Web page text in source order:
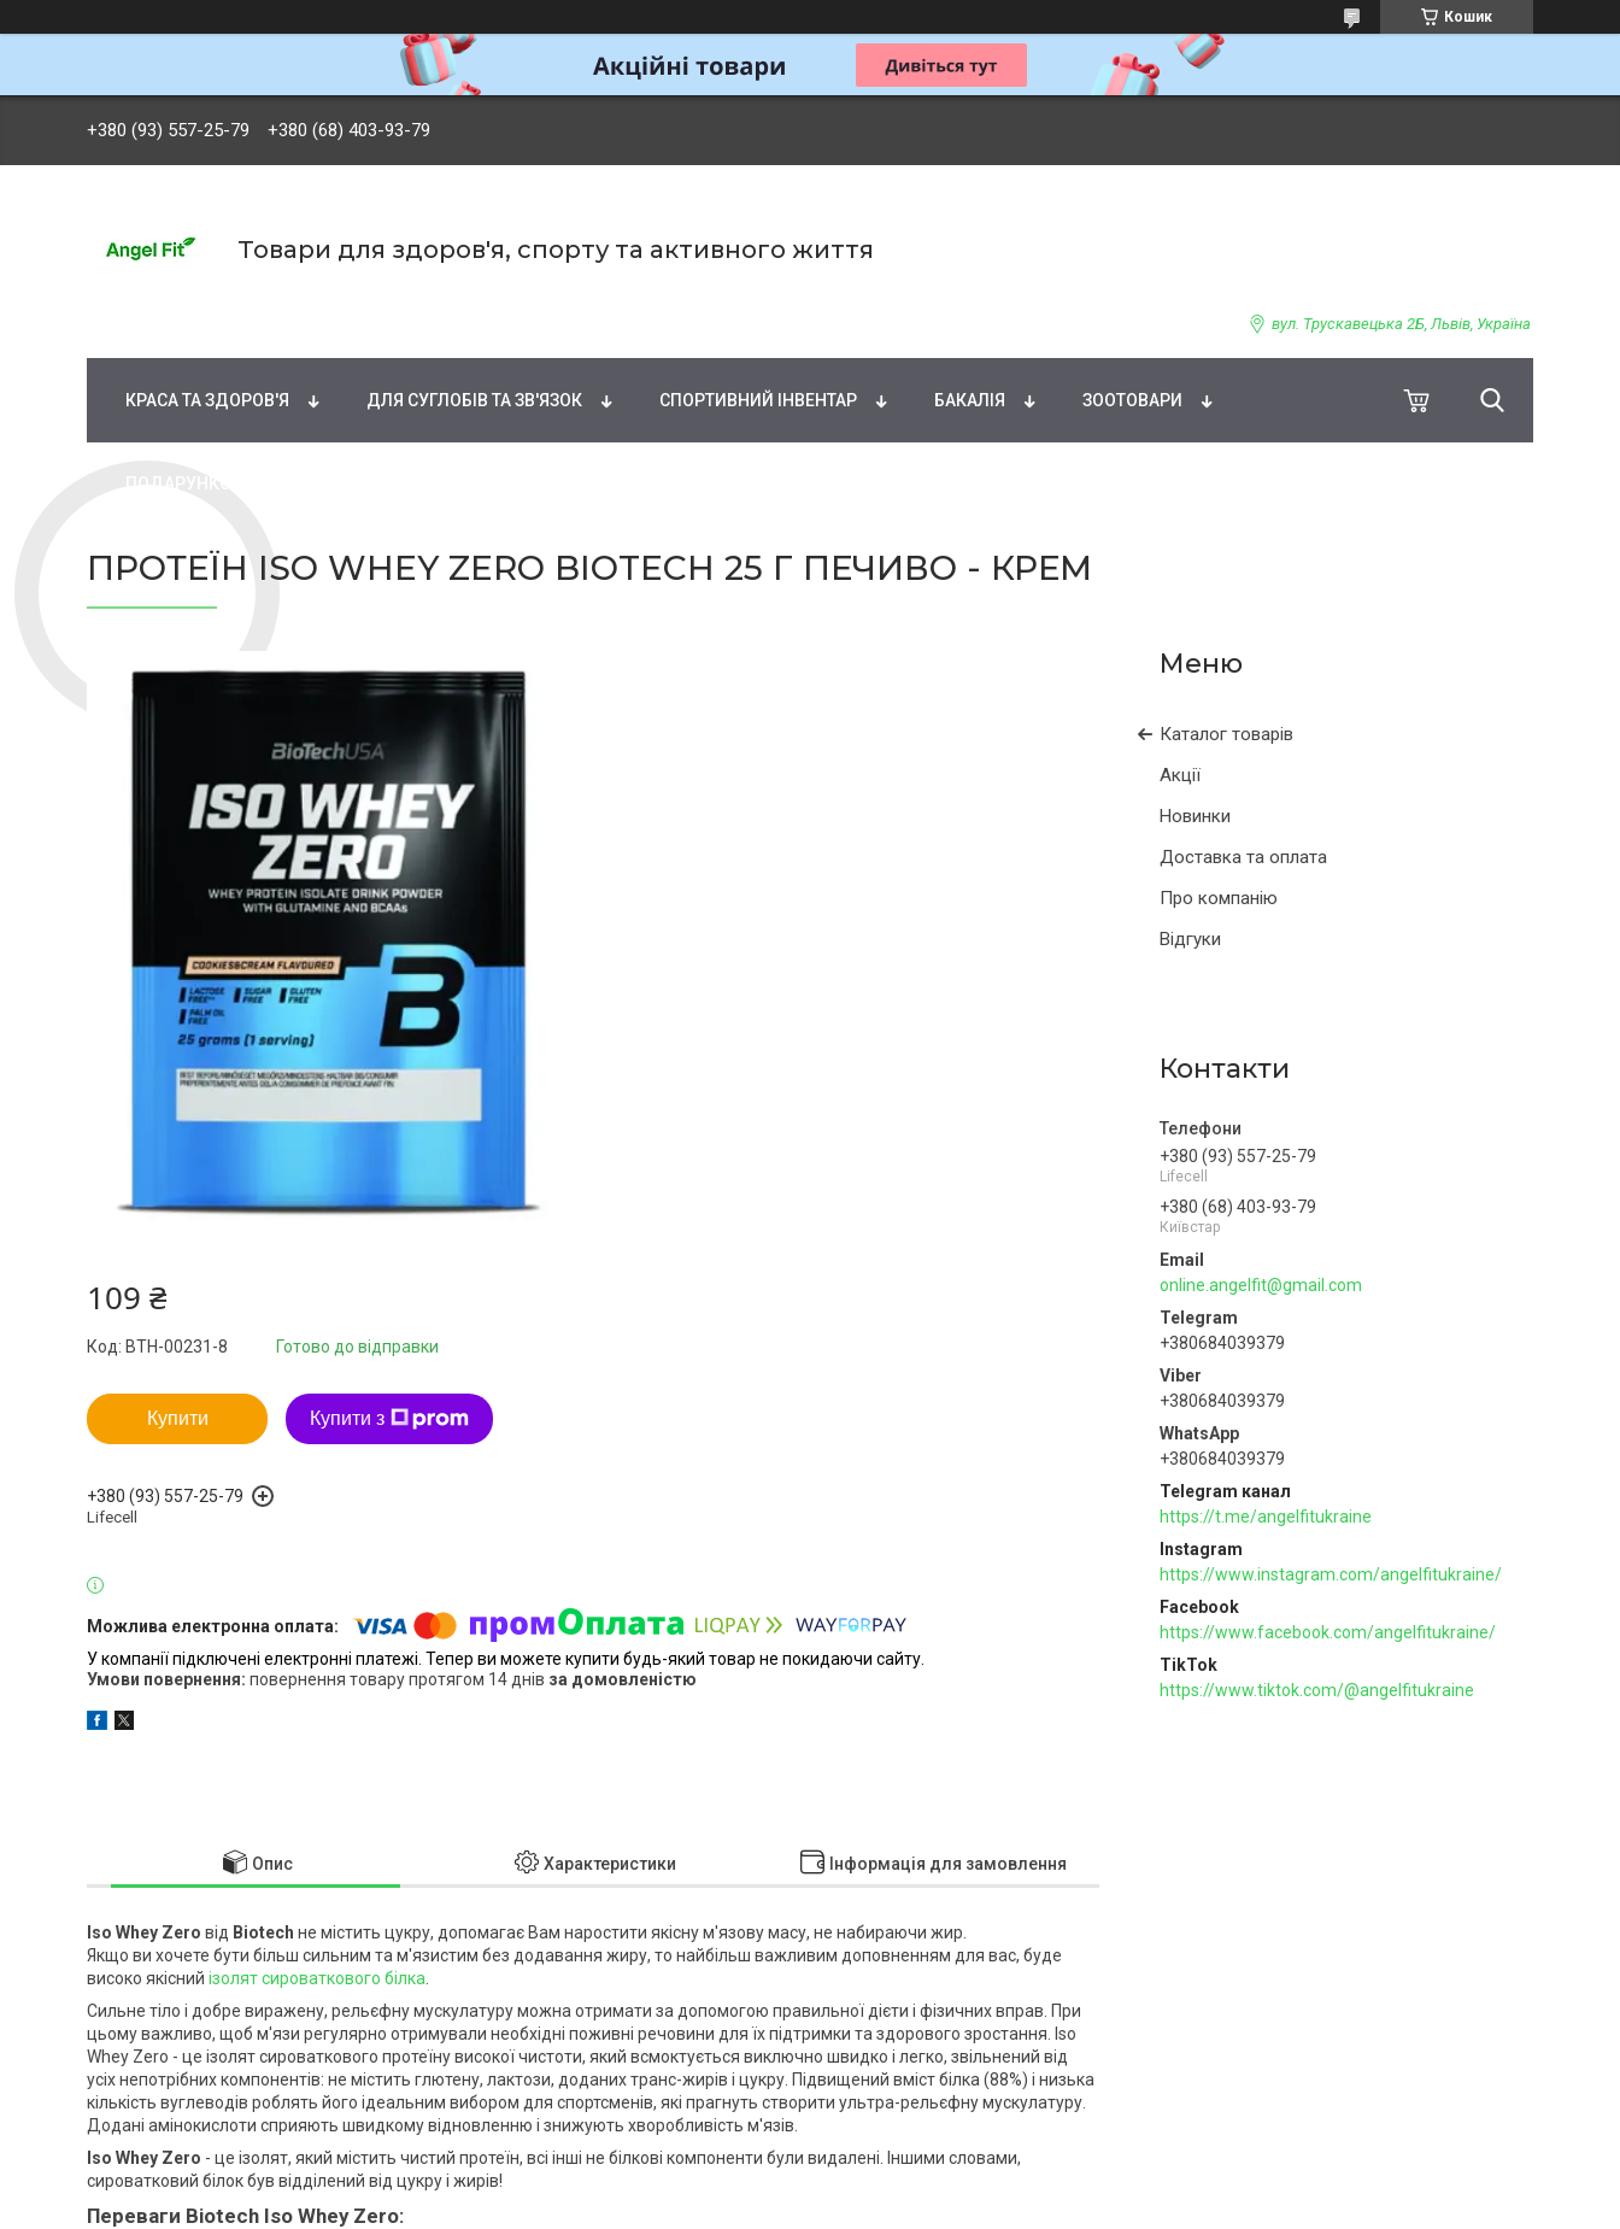
Кошик
+380 (93) 557-25-79 +380 (68) 403-93-79
Товари для здоров'я, спорту та активного життя
вул. Трускавецька 2Б, Львів, Україна
КРАСА ТА ЗДОРОВ'Я ДЛЯ СУГЛОБІВ ТА ЗВ'ЯЗОК СПОРТИВНИЙ ІНВЕНТАР БАКАЛІЯ ЗООТОВАРИ
ПРОТЕЇН ISO WHEY ZERO BIOTECH 25 Г ПЕЧИВО - КРЕМ
Каталог товарів
Акції
Новинки
Доставка та оплата
Про компанію
Відгуки
Контакти
+380 (93) 557-25-79
Lifecell
+380 (68) 403-93-79
Київстар
online.angelfit@gmail.com
+380684039379
+380684039379
+380684039379
Telegram канал
https://t.me/angelfitukraine
Instagram
https://www.instagram.com/angelfitukraine/
Facebook
https://www.facebook.com/angelfitukraine/
TikTok
https://www.tiktok.com/@angelfitukraine
109 ₴
Готово до відправки
Код: BTH-00231-8
Купити Купити з
+380 (93) 557-25-79
Lifecell
У компанії підключені електронні платежі. Тепер ви можете купити будь-який товар не покидаючи сайту.
повернення товару протягом 14 днів за домовленістю
Опис Характеристики Інформація для замовлення
Iso Whey Zero від Biotech не містить цукру, допомагає Вам наростити якісну м'язову масу, не набираючи жир.
Якщо ви хочете бути більш сильним та м'язистим без додавання жиру, то найбільш важливим доповненням для вас, буде
високо якісний ізолят сироваткового білка
Сильне тіло і добре виражену, рельєфну мускулатуру можна отримати за допомогою правильної дієти і фізичних вправ. При
цьому важливо, щоб м'язи регулярно отримували необхідні поживні речовини для їх підтримки та здорового зростання. Iso
Whey Zero - це ізолят сироваткового протеїну високої чистоти, який всмоктується виключно швидко і легко, звільнений від
усіх непотрібних компонентів: не містить глютену, лактози, доданих транс-жирів і цукру. Підвищений вміст білка (88%) і низька
кількість вуглеводів роблять його ідеальним вибором для спортсменів, які прагнуть створити ультра-рельєфну мускулатуру.
Додані амінокислоти сприяють швидкому відновленню і знижують хворобливість м'язів.
Iso Whey Zero - це ізолят, який містить чистий протеїн, всі інші не білкові компоненти були видалені. Іншими словами,
сироватковий білок був відділений від цукру і жирів!
Переваги Biotech Iso Whey Zero: